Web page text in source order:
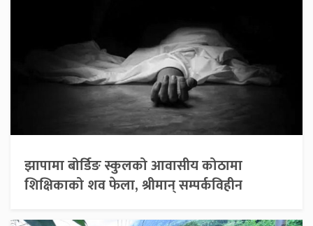
झापामा बोर्डिङ स्कुलको आवासीय कोठामा
शिक्षिकाको शव फेला, श्रीमान् सम्पर्कविहीन